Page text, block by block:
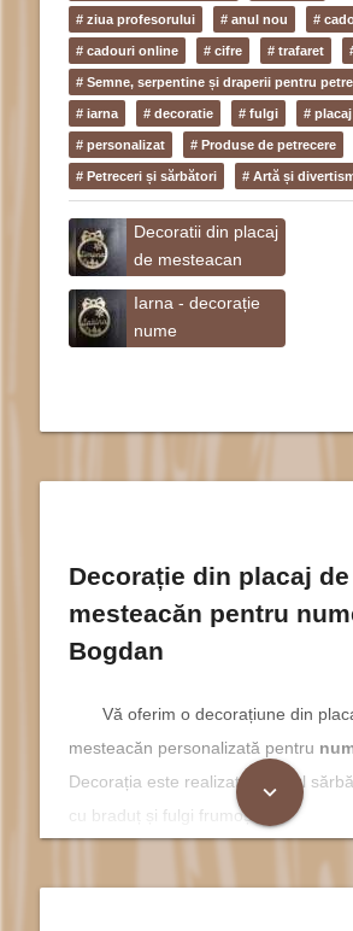
# ziua profesorului # anul nou #
# cadouri online # cifre # trafaret
# Semne, serpentine și draperii pentru
# iarna # decoratie # fulgi # placaj
# personalizat # Produse de petrecere
# Petreceri și sărbători # Artă și
Decoratii din placaj
de mesteacan
Iarna - decorație
nume
expand_more
Decorație din placaj de
mesteacăn pentru
Bogdan
Vă oferim o decorațiune din
mesteacăn personalizată pentru
Decorația este realizată in stilul
cu braduț și fulgi frumoși.
Bogdan și Magia